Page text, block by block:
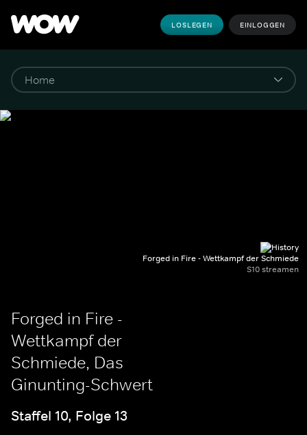
LOSLEGEN EINLOGGEN
Forged in Fire - Wettkampf der Schmiede
S10 streamen
Forged in Fire -
Wettkampf der
Schmiede, Das
Ginunting-Schwert
Staffel 10, Folge 13